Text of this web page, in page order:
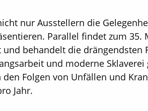
nur Aus­stellern die
Parallel findet zum
behandelt die drängendsten
und moderne
Folgen von Unfällen und
Jahr.